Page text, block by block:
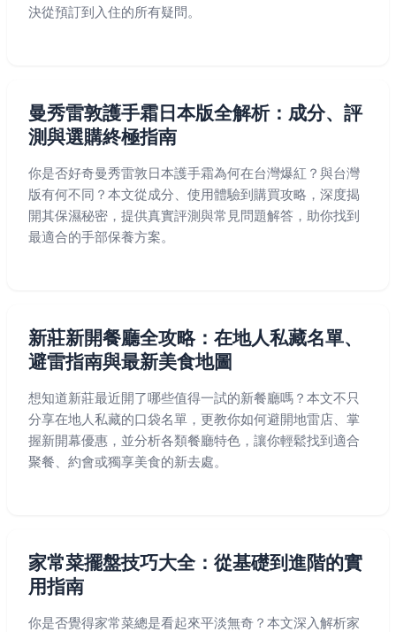
決從預訂到入住的所有疑問。
曼秀雷敦護手霜日本版全解析：成分、評
測與選購終極指南
你是否好奇曼秀雷敦日本護手霜為何在台灣爆紅？與台灣
版有何不同？本文從成分、使用體驗到購買攻略，深度揭
開其保濕秘密，提供真實評測與常見問題解答，助你找到
最適合的手部保養方案。
新莊新開餐廳全攻略：在地人私藏名單、
避雷指南與最新美食地圖
想知道新莊最近開了哪些值得一試的新餐廳嗎？本文不只
分享在地人私藏的口袋名單，更教你如何避開地雷店、掌
握新開幕優惠，並分析各類餐廳特色，讓你輕鬆找到適合
聚餐、約會或獨享美食的新去處。
家常菜擺盤技巧大全：從基礎到進階的實
用指南
你是否覺得家常菜總是看起來平淡無奇？本文深入解析家